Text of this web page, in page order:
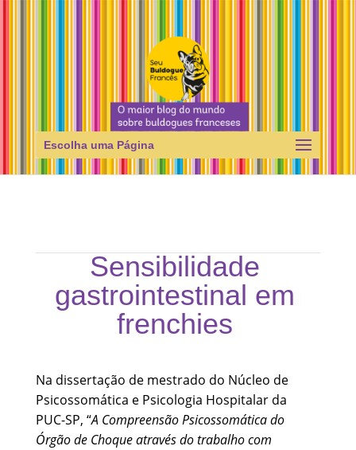
Escolha uma Página
Sensibilidade
gastrointestinal em
frenchies
Na dissertação de mestrado do Núcleo de
Psicossomática e Psicologia Hospitalar da
PUC-SP, “A Compreensão Psicossomática do
Órgão de Choque através do trabalho com